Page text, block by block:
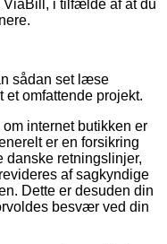
ViaBill, i tilfælde af at du
sådan set læse
et omfattende projekt.
internet butikken er
er en forsikring
danske retningslinjer,
af sagkyndige
Dette er desuden din
besvær ved din